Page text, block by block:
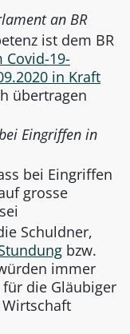
an BR
ist dem BR
Covid-19-
in Kraft
übertragen
Eingriffen in
bei Eingriffen
grosse
Schuldner,
bzw.
immer
die Gläubiger